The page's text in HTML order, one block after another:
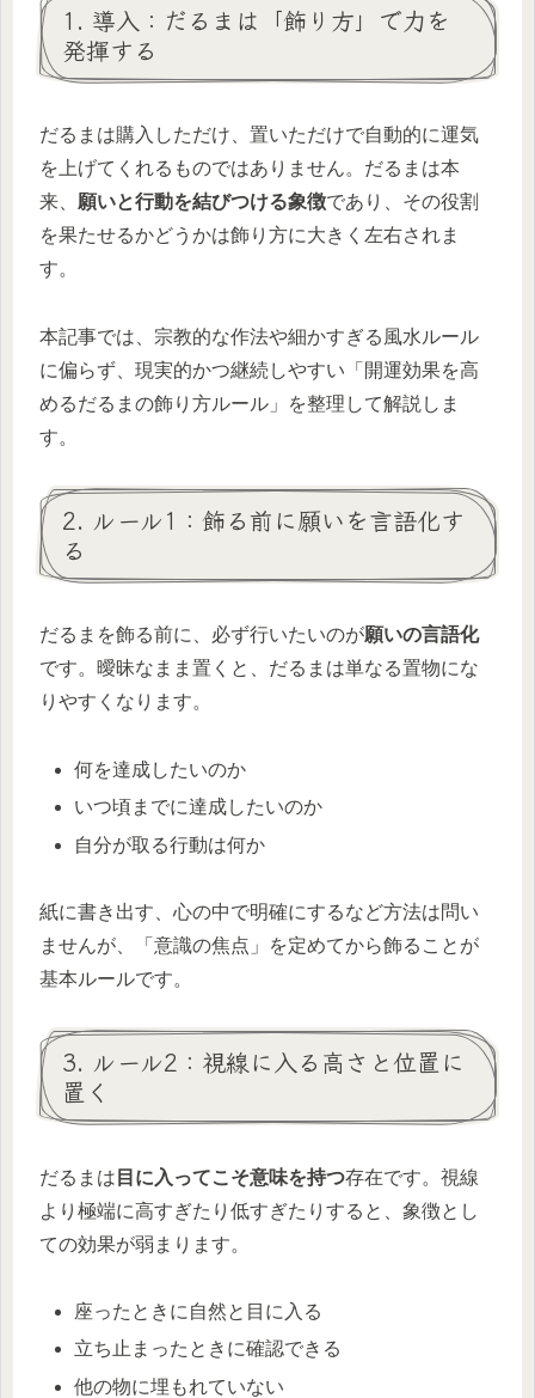
1. 導入：だるまは「飾り方」で力を
発揮する
だるまは購入しただけ、置いただけで自動的に運気
を上げてくれるものではありません。だるまは本
来、 願いと行動を結びつける象徴であり、その役割
を果たせるかどうかは飾り方に大きく左右されま
す。
本記事では、宗教的な作法や細かすぎる風水ルール
に偏らず、現実的かつ継続しやすい「開運効果を高
めるだるまの飾り方ルール」を整理して解説しま
す。
2. ルール1：飾る前に願いを言語化す
る
だるまを飾る前に、必ず行いたいのが願いの言語化
です。曖昧なまま置くと、だるまは単なる置物にな
りやすくなります。
何を達成したいのか
いつ頃までに達成したいのか
自分が取る行動は何か
紙に書き出す、心の中で明確にするなど方法は問い
ませんが、「意識の焦点」を定めてから飾ることが
基本ルールです。
3. ルール2：視線に入る高さと位置に
置く
だるまは 目に入ってこそ意味を持つ存在です。視線
より極端に高すぎたり低すぎたりすると、象徴とし
ての効果が弱まります。
座ったときに自然と目に入る
立ち止まったときに確認できる
他の物に埋もれていない